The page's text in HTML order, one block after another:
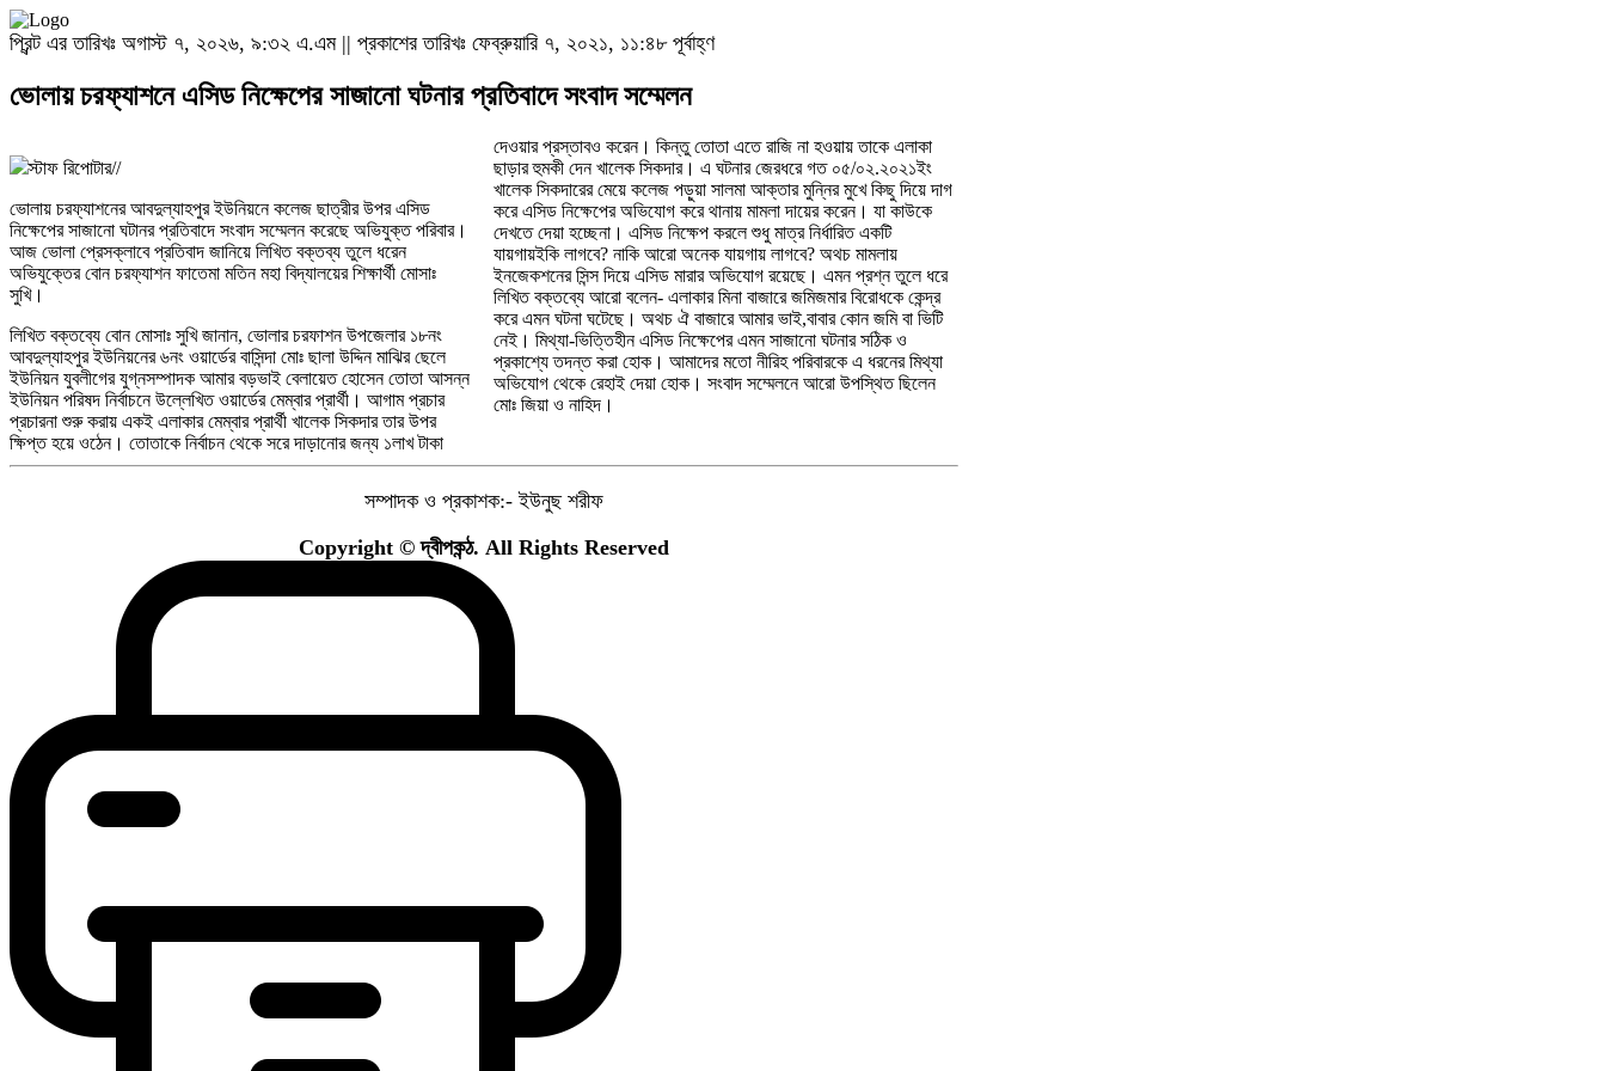
প্রিন্ট এর তারিখঃ অগাস্ট ৭, ২০২৬, ৯:৩২ এ.এম || প্রকাশের তারিখঃ ফেব্রুয়ারি ৭, ২০২১, ১১:৪৮ পূর্বাহ্ণ
ভোলায় চরফ্যাশনে এসিড নিক্ষেপের সাজানো ঘটনার প্রতিবাদে সংবাদ সম্মেলন
স্টাফ রিপোটার//
ভোলায় চরফ্যাশনের আবদুল্যাহপুর ইউনিয়নে কলেজ ছাত্রীর উপর এসিড
নিক্ষেপের সাজানো ঘটানর প্রতিবাদে সংবাদ সম্মেলন করেছে অভিযুক্ত পরিবার।
আজ ভোলা প্রেসক্লাবে প্রতিবাদ জানিয়ে লিখিত বক্তব্য তুলে ধরেন
অভিযুক্তের বোন চরফ্যাশন ফাতেমা মতিন মহা বিদ্যালয়ের শিক্ষার্থী মোসাঃ
সুখি।
লিখিত বক্তব্যে বোন মোসাঃ সুখি জানান, ভোলার চরফাশন উপজেলার ১৮নং
আবদুল্যাহপুর ইউনিয়নের ৬নং ওয়ার্ডের বাসিন্দা মোঃ ছালা উদ্দিন মাঝির ছেলে
ইউনিয়ন যুবলীগের যুগ্নসম্পাদক আমার বড়ভাই বেলায়েত হোসেন তোতা আসন্ন
ইউনিয়ন পরিষদ নির্বাচনে উল্লেখিত ওয়ার্ডের মেম্বার প্রার্থী। আগাম প্রচার
প্রচারনা শুরু করায় একই এলাকার মেম্বার প্রার্থী খালেক সিকদার তার উপর
ক্ষিপ্ত হয়ে ওঠেন। তোতাকে নির্বাচন থেকে সরে দাড়ানোর জন্য ১লাখ টাকা
দেওয়ার প্রস্তাবও করেন। কিন্তু তোতা এতে রাজি না হওয়ায় তাকে এলাকা
ছাড়ার হুমকী দেন খালেক সিকদার। এ ঘটনার জেরধরে গত ০৫/০২.২০২১ইং
খালেক সিকদারের মেয়ে কলেজ পড়ুয়া সালমা আক্তার মুন্নির মুখে কিছু দিয়ে দাগ
করে এসিড নিক্ষেপের অভিযোগ করে থানায় মামলা দায়ের করেন। যা কাউকে
দেখতে দেয়া হচ্ছেনা। এসিড নিক্ষেপ করলে শুধু মাত্র নির্ধারিত একটি
যায়গায়ইকি লাগবে? নাকি আরো অনেক যায়গায় লাগবে? অথচ মামলায়
ইনজেকশনের সিন্স দিয়ে এসিড মারার অভিযোগ রয়েছে। এমন প্রশ্ন তুলে ধরে
লিখিত বক্তব্যে আরো বলেন- এলাকার মিনা বাজারে জমিজমার বিরোধকে কেন্দ্র
করে এমন ঘটনা ঘটেছে। অথচ ঐ বাজারে আমার ভাই,বাবার কোন জমি বা ভিটি
নেই। মিথ্যা-ভিত্তিহীন এসিড নিক্ষেপের এমন সাজানো ঘটনার সঠিক ও
প্রকাশ্যে তদন্ত করা হোক। আমাদের মতো নীরিহ পরিবারকে এ ধরনের মিথ্যা
অভিযোগ থেকে রেহাই দেয়া হোক। সংবাদ সম্মেলনে আরো উপস্থিত ছিলেন
মোঃ জিয়া ও নাহিদ।
সম্পাদক ও প্রকাশক:- ইউনুছ শরীফ
Copyright © দ্বীপকন্ঠ. All Rights Reserved